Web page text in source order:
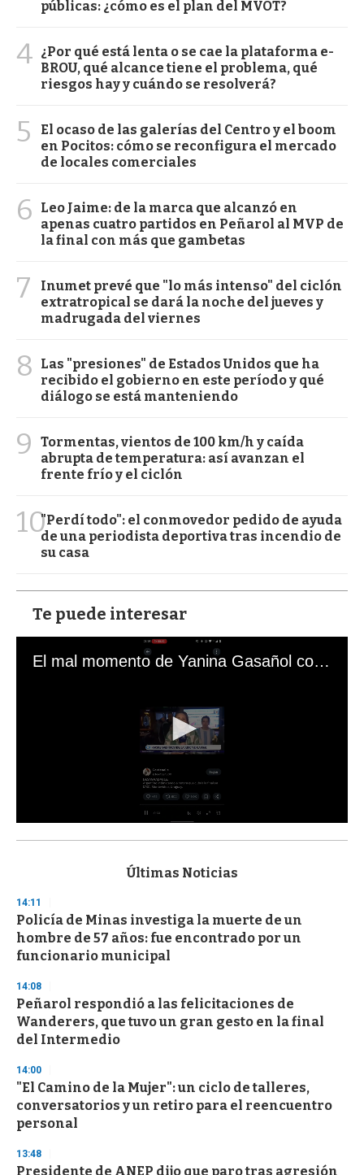
públicas: ¿cómo es el plan del MVOT?
4 ¿Por qué está lenta o se cae la plataforma e-
BROU, qué alcance tiene el problema, qué
riesgos hay y cuándo se resolverá?
5
El ocaso de las galerías del Centro y el boom
en Pocitos: cómo se reconfigura el mercado
de locales comerciales
6
Leo Jaime: de la marca que alcanzó en
apenas cuatro partidos en Peñarol al MVP de
la final con más que gambetas
7
Inumet prevé que "lo más intenso" del ciclón
extratropical se dará la noche del jueves y
madrugada del viernes
8
Las "presiones" de Estados Unidos que ha
recibido el gobierno en este período y qué
diálogo se está manteniendo
9
Tormentas, vientos de 100 km/h y caída
abrupta de temperatura: así avanzan el
frente frío y el ciclón
10"Perdí todo": el conmovedor pedido de ayuda
de una periodista deportiva tras incendio de
su casa
Te puede interesar
El mal momento de Yanina Gasañol con un hincha argentino en "Subrayado"
s
d
s
o
f
3
s
e
c
o
n
Últimas Noticias
14:11
Policía de Minas investiga la muerte de un
hombre de 57 años: fue encontrado por un
funcionario municipal
14:08
Peñarol respondió a las felicitaciones de
Wanderers, que tuvo un gran gesto en la final
del Intermedio
14:00
"El Camino de la Mujer": un ciclo de talleres,
conversatorios y un retiro para el reencuentro
personal
13:48
Presidente de ANEP dijo que paro tras agresión